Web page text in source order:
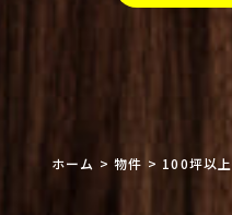
ホーム >物件 > 100坪以上